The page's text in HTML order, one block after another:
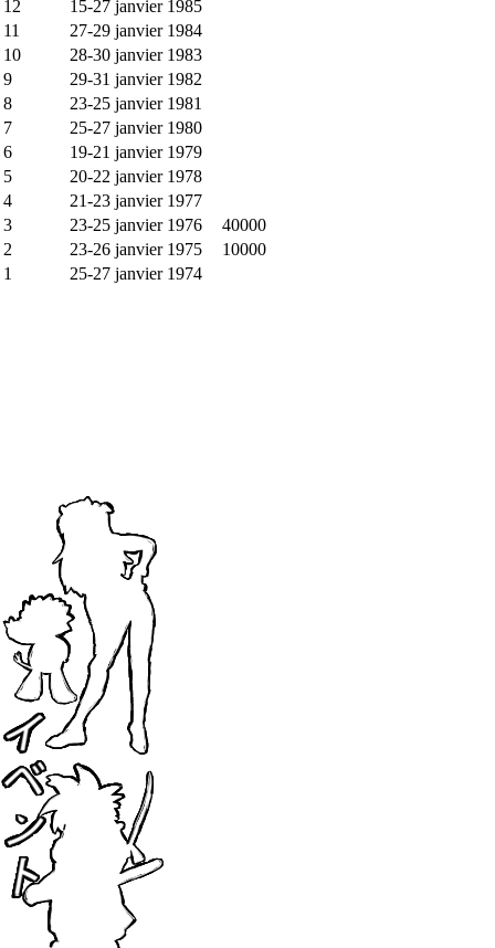
12
15-27 janvier 1985
11
27-29 janvier 1984
10
28-30 janvier 1983
9
29-31 janvier 1982
8
23-25 janvier 1981
7
25-27 janvier 1980
6
19-21 janvier 1979
5
20-22 janvier 1978
4
21-23 janvier 1977
3
23-25 janvier 1976
40000
2
23-26 janvier 1975
10000
1
25-27 janvier 1974